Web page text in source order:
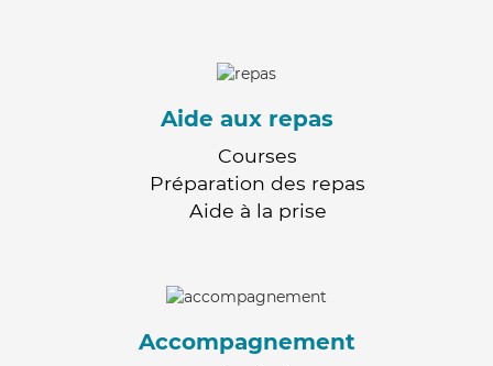
Aide aux repas
Courses
Préparation des repas
Aide à la prise
Accompagnement